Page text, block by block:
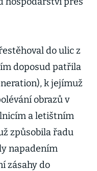
do ulic z
doposud patřila
k jejímuž
obrazů v
a letištním
způsobila řadu
napadením
zásahy do